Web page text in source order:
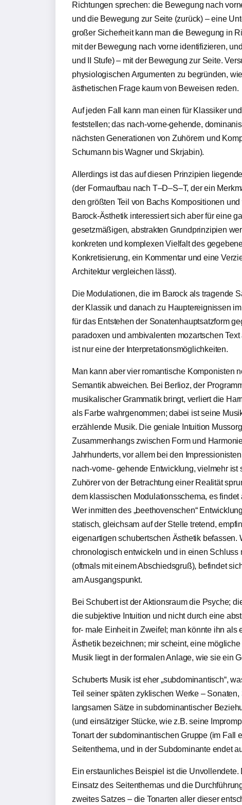
Richtungen sprechen: die Bewegung nach
und die Bewegung zur Seite (zurück) – eine
großer Sicherheit kann man die Bewegung in
mit der Bewegung nach vorne identifizieren,
und II Stufe) – mit der Bewegung zur Seite.
physiologischen Argumenten zu begründen,
ästhetischen Frage kaum von Beweisen reden.
Auf jeden Fall kann man einen für Klassiker
feststellen; das nach-vorne-gehende,
nächsten Generationen von Zuhörern und
Schumann bis Wagner und Skrjabin).
Allerdings ist das auf diesen Prinzipien
(der Formaufbau nach T–D–S–T, der ein
den größten Teil von Bachs Kompositionen
Barock-Ästhetik interessiert sich aber für eine
gesetzmäßigen, abstrakten Grundprinzipien
konkreten und komplexen Vielfalt des
Konkretisierung, ein Kommentar und eine
Architektur vergleichen lässt).
Die Modulationen, die im Barock als tragende
der Klassik und danach zu Hauptereignissen
für das Entstehen der Sonatenhauptsatzform
paradoxen und ambivalenten mozartschen
ist nur eine der Interpretationsmöglichkeiten.
Man kann aber vier romantische Komponisten
Semantik abweichen. Bei Berlioz, der
musikalischer Grammatik bringt, verliert die
als Farbe wahrgenommen; dabei ist seine
erzählende Musik. Die geniale Intuition
Zusammenhangs zwischen Form und
Jahrhunderts, vor allem bei den
nach-vorne- gehende Entwicklung, vielmehr
Zuhörer von der Betrachtung einer Realität
dem klassischen Modulationsschema, es
Wer inmitten des „beethovenschen“
statisch, gleichsam auf der Stelle tretend,
eigenartigen schubertschen Ästhetik
chronologisch entwickeln und in einen
(oftmals mit einem Abschiedsgruß), befindet
am Ausgangspunkt.
Bei Schubert ist der Aktionsraum die Psyche;
die subjektive Intuition und nicht durch eine
for- male Einheit in Zweifel; man könnte ihn
Ästhetik bezeichnen; mir scheint, eine
Musik liegt in der formalen Anlage, wie sie ein
Schuberts Musik ist eher „subdominantisch“,
Teil seiner späten zyklischen Werke –
langsamen Sätze in subdominantischer
(und einsätziger Stücke, wie z.B. seine
Tonart der subdominantischen Gruppe (im Fall
Seitenthema, und in der Subdominante endet
Ein erstaunliches Beispiel ist die
Einsatz des Seitenthemas und die
zweites Satzes – die Tonarten aller dieser